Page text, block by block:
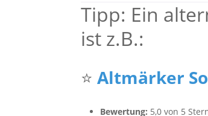
Tipp: Ein
ist z.B.:
⭐Altmärker
Bewertung: 5,0 von 5